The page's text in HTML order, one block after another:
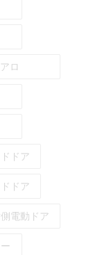
ロ
ドア
ドア
電動ドア